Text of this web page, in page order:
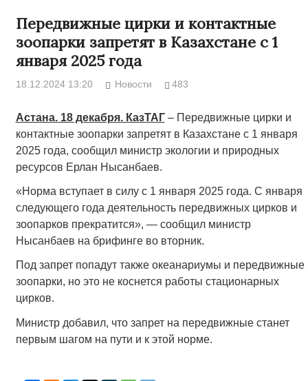
Передвижные цирки и контактные
зоопарки запретят в Казахстане с 1
января 2025 года
18.12.2024 13:20 Новости 483
Астана. 18 декабря. КазТАГ– Передвижные цирки и
контактные зоопарки запретят в Казахстане с 1 января
2025 года, сообщил министр экологии и природных
ресурсов Ерлан Нысанбаев.
«Норма вступает в силу с 1 января 2025 года. С января
следующего года деятельность передвижных цирков и
зоопарков прекратится», — сообщил министр
Нысанбаев на брифинге во вторник.
Под запрет попадут также океанариумы и передвижные
зоопарки, но это не коснется работы стационарных
цирков.
Министр добавил, что запрет на передвижные станет
первым шагом на пути и к этой норме.